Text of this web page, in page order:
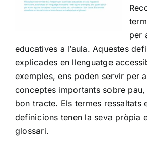
per
educatives a l’aula. Aquestes
explicades en llenguatge
exemples, ens poden servir per
conceptes importants sobre
bon tracte. Els termes ressaltats
definicions tenen la seva pròpia
glossari.